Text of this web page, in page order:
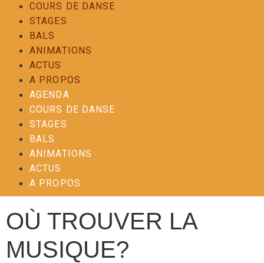
COURS DE DANSE
STAGES
BALS
ANIMATIONS
ACTUS
A PROPOS
AGENDA
COURS DE DANSE
STAGES
BALS
ANIMATIONS
ACTUS
A PROPOS
OÙ TROUVER LA
MUSIQUE?